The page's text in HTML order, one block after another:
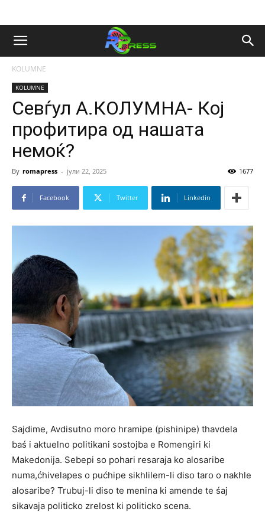
KOLUMNE
KOLUMNE
Севѓул А.КОЛУМНА- Кој
профитира од нашата
немоќ?
By romapress - јули 22, 2025 1677
Facebook Twitter Linkedin
Sajdime, Avdisutno moro hramipe (pishinipe) thavdela
baś i aktuelno politikani sostojba e Romengiri ki
Makedonija. Sebepi so pohari resaraja ko alosaribe
numa,ćhivelapes o pućhipe sikhlilem-li diso taro o nakhle
alosaribe? Trubuj-li diso te menina ki amende te śaj
sikavaja politicko zrelost ki politicko scena.